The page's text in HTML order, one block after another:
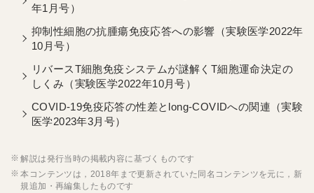
年1月号）
抑制性細胞の抗腫瘍免疫応答への影響（実験医学2022年
10月号）
リバースT細胞免疫システムが謎解くT細胞運命決定の
しくみ（実験医学2022年10月号）
COVID-19免疫応答の性差とlong-COVIDへの関連（実験
医学2023年3月号）
解説は発行当時の掲載内容に基づくものです
本コンテンツは，2018年まで更新されていた同名コンテンツを元に，新
規追加・再編集したものです